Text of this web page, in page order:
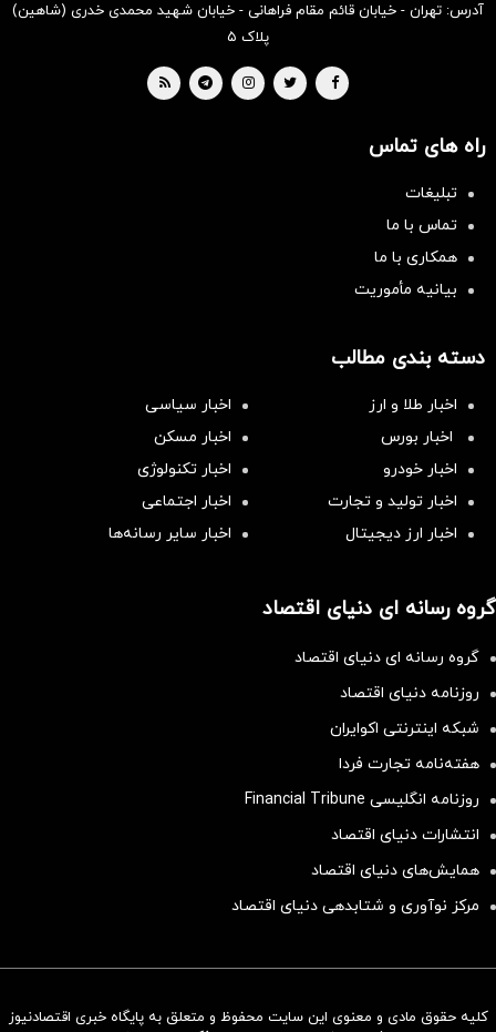
آدرس: تهران - خیابان قائم مقام فراهانی - خیابان شهید محمدی خدری (شاهین)
پلاک ۵
راه های تماس
تبلیغات
تماس با ما
همکاری با ما
بیانیه مأموریت
دسته بندی مطالب
اخبار طلا و ارز
اخبار سیاسی
اخبار بورس
اخبار مسکن
اخبار خودرو
اخبار تکنولوژی
اخبار تولید و تجارت
اخبار اجتماعی
اخبار ارز دیجیتال
اخبار سایر رسانه‌‌ها
گروه رسانه ای دنیای اقتصاد
گروه رسانه ای دنیای اقتصاد
روزنامه دنیای اقتصاد
شبکه اینترنتی اکوایران
هفته‌نامه تجارت فردا
روزنامه انگلیسی Financial Tribune
انتشارات دنیای اقتصاد
همایش‌های دنیای اقتصاد
مرکز نوآوری و شتابدهی دنیای اقتصاد
کلیه حقوق مادی و معنوی این سایت محفوظ و متعلق به پایگاه خبری اقتصادنیوز